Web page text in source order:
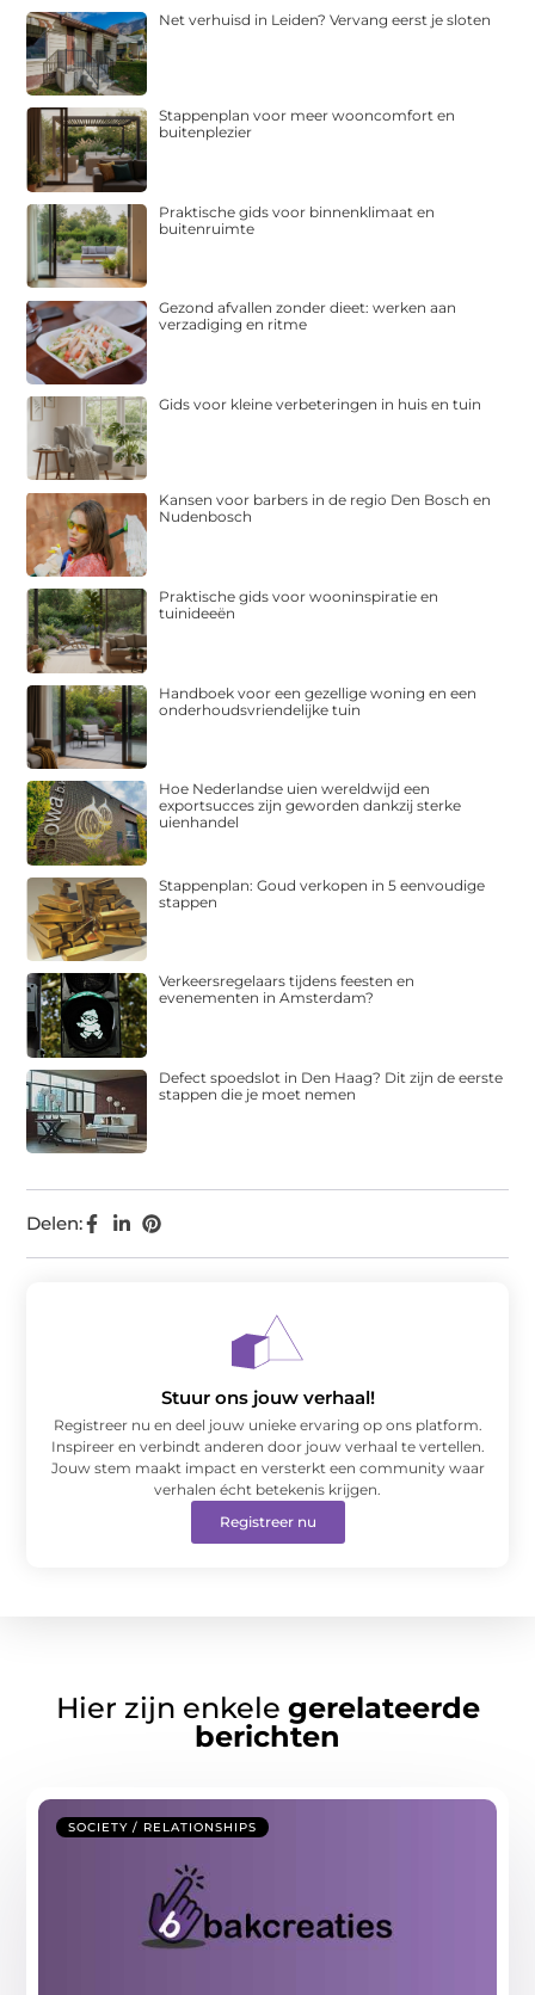
Delen:
Net verhuisd in Leiden? Vervang eerst je sloten
Stappenplan voor meer wooncomfort en
buitenplezier
Praktische gids voor binnenklimaat en
buitenruimte
Gezond afvallen zonder dieet: werken aan
verzadiging en ritme
Gids voor kleine verbeteringen in huis en tuin
Kansen voor barbers in de regio Den Bosch en
Nudenbosch
Praktische gids voor wooninspiratie en
tuinideeën
Handboek voor een gezellige woning en een
onderhoudsvriendelijke tuin
Hoe Nederlandse uien wereldwijd een
exportsucces zijn geworden dankzij sterke
uienhandel
Stappenplan: Goud verkopen in 5 eenvoudige
stappen
Verkeersregelaars tijdens feesten en
evenementen in Amsterdam?
Defect spoedslot in Den Haag? Dit zijn de eerste
stappen die je moet nemen
Stuur ons jouw verhaal!
Registreer nu en deel jouw unieke ervaring op ons platform.
Inspireer en verbindt anderen door jouw verhaal te vertellen.
Jouw stem maakt impact en versterkt een community waar
verhalen écht betekenis krijgen.
Registreer nu
Hier zijn enkele gerelateerde
berichten
SOCIETY / RELATIONSHIPS